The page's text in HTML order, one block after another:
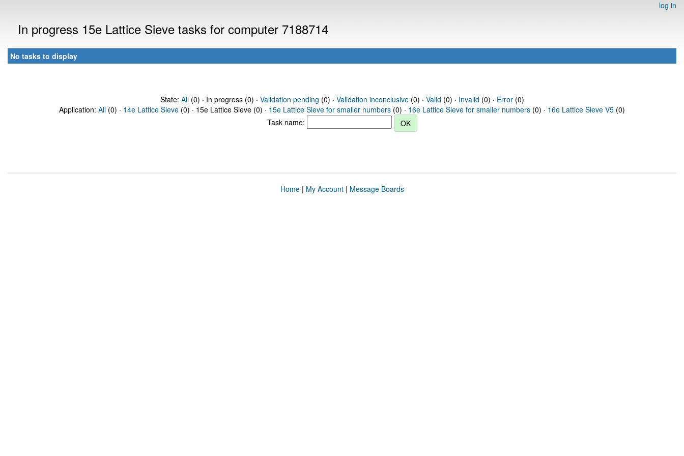
log in
In progress 15e Lattice Sieve tasks for computer 7188714
No tasks to display
State: All(0) · In progress (0) · Validation pending (0) · Validation inconclusive(0) · Valid (0) · Invalid (0) · Error(0)
Application: All (0) · 14e Lattice Sieve (0) · 15e Lattice Sieve (0) · 15e Lattice Sieve for smaller numbers (0) · 16e Lattice Sieve for smaller numbers (0) · 16e Lattice Sieve V5 (0)
Task name:
Home| My Account| Message Boards